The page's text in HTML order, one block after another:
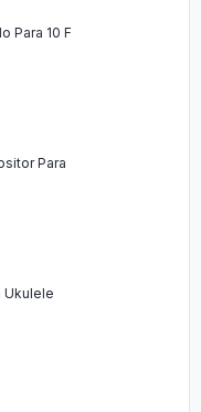
Para 10 F
Para
Ukulele